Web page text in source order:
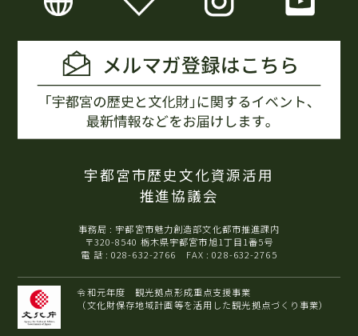
宇都宮市歴史文化資源活用
推進協議会
事務局 : 宇都宮市魅力創造部文化都市推進課内
〒320-8540 栃木県宇都宮市旭1丁目1番5号
電 話 : 028-632-2766 FAX : 028-632-2765
令和元年度 観光拠点形成重点支援事業
（文化財保存地域計画等を活用した観光拠点づくり事業）